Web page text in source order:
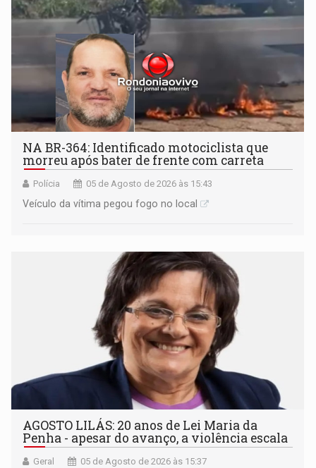
NA BR-364: Identificado motociclista que
morreu após bater de frente com carreta
Polícia 05 de Agosto de 2026 às 15:43
Veículo da vítima pegou fogo no local
AGOSTO LILÁS: 20 anos de Lei Maria da
Penha - apesar do avanço, a violência escala
Geral 05 de Agosto de 2026 às 15:37